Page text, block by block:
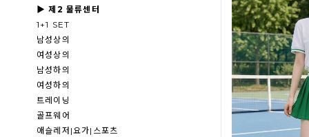
▶ 제2 물류센터
1+1 SET
남성상의
여성상의
남성하의
여성하의
트레이닝
골프웨어
애슬레저|요가|스포츠